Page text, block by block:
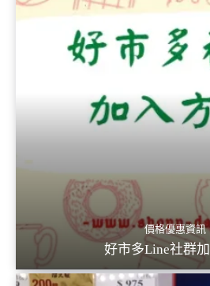
價格優惠資訊
好市多Line社群